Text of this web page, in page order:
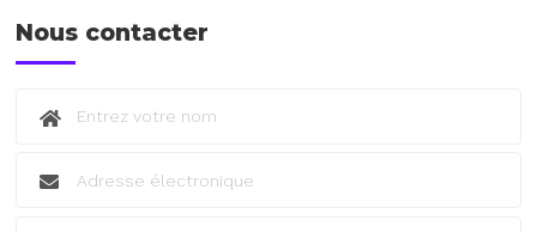
Nous contacter